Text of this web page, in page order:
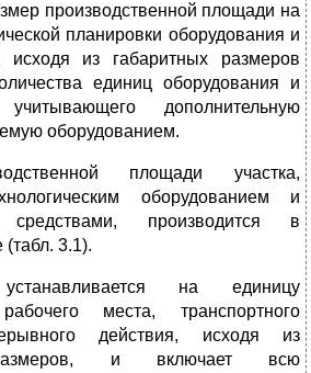
производственной площади на
планировки оборудования и
из габаритных размеров
единиц оборудования и
дополнительную
оборудованием.
площади участка,
оборудованием и
средствами, производится в
3.1).
на единицу
места, транспортного
действия, исходя из
и включает всю